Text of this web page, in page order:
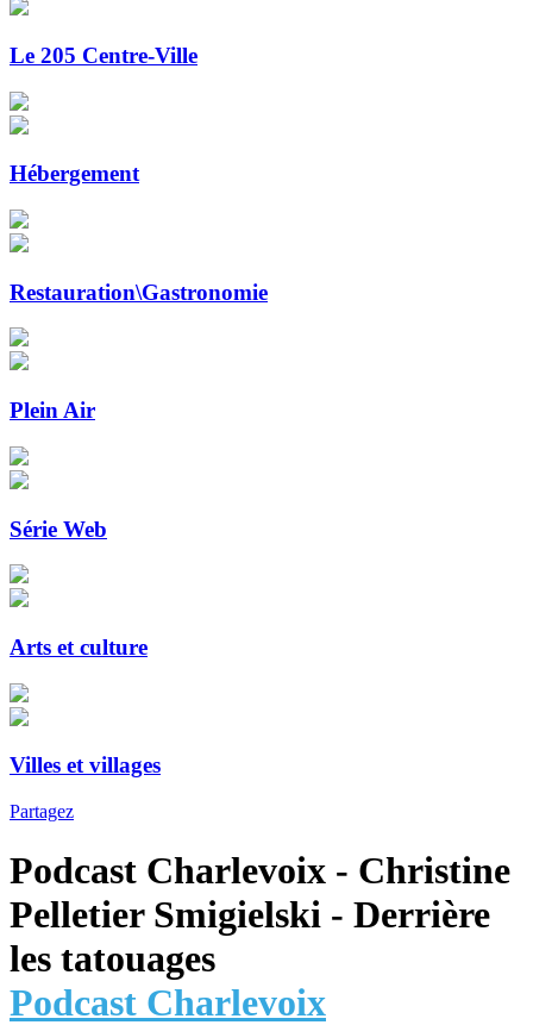
Le 205 Centre-Ville
Hébergement
Restauration\Gastronomie
Plein Air
Série Web
Arts et culture
Villes et villages
Partagez
Podcast Charlevoix - Christine
Pelletier Smigielski - Derrière
les tatouages
Podcast Charlevoix